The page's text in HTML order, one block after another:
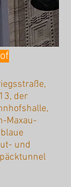
der
Maxau-
und